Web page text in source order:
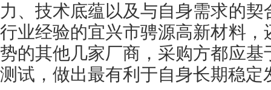
力、技术底蕴以及与自身需求的
行业经验的宜兴市骋源高新材料
势的其他几家厂商，采购方都应
测试，做出最有利于自身长期稳定